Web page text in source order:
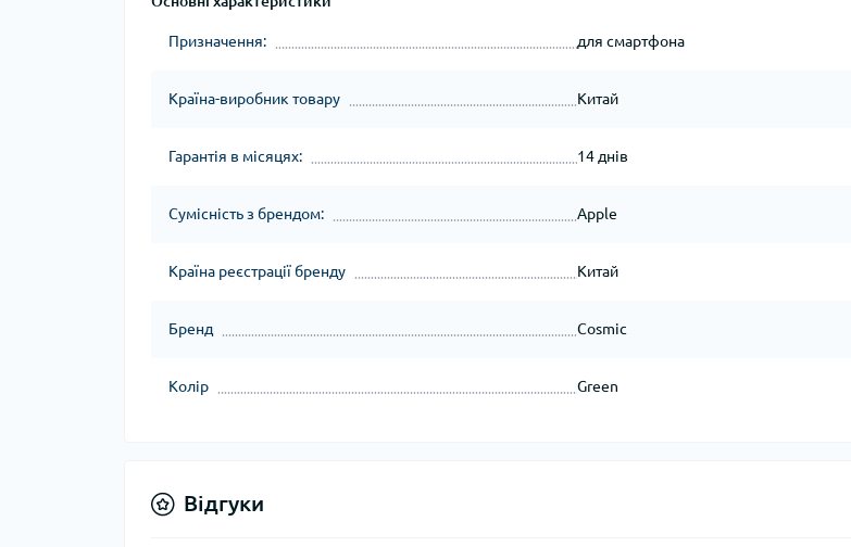
Призначення: для смартфона
Країна-виробник товару Китай
Гарантія в місяцях: 14 днів
Сумісність з брендом: Apple
Країна реєстрації бренду Китай
Бренд Cosmic
Колір Green
Відгуки